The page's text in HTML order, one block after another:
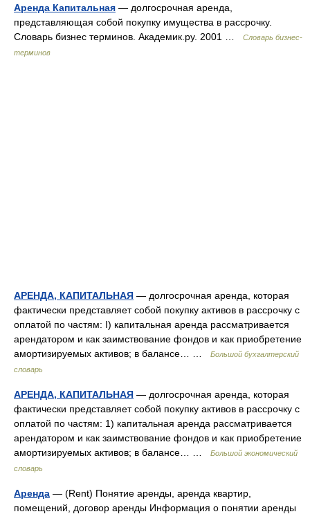
Аренда Капитальная — долгосрочная аренда,
представляющая собой покупку имущества в рассрочку.
Словарь бизнес терминов. Академик.ру. 2001 …
Словарь бизнес-
терминов
АРЕНДА, КАПИТАЛЬНАЯ — долгосрочная аренда, которая
фактически представляет собой покупку активов в рассрочку с
оплатой по частям: I) капитальная аренда рассматривается
арендатором и как заимствование фондов и как приобретение
амортизируемых активов; в балансе… …
Большой бухгалтерский
словарь
АРЕНДА, КАПИТАЛЬНАЯ — долгосрочная аренда, которая
фактически представляет собой покупку активов в рассрочку с
оплатой по частям: 1) капитальная аренда рассматривается
арендатором и как заимствование фондов и как приобретение
амортизируемых активов; в балансе… …
Большой экономический
словарь
Аренда — (Rent) Понятие аренды, аренда квартир,
помещений, договор аренды Информация о понятии аренды